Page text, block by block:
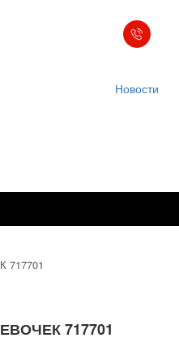
Новости
717701